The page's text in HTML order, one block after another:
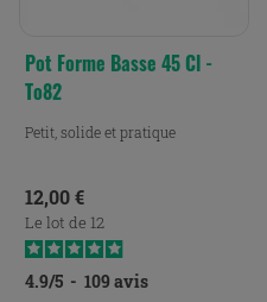
Pot Forme Basse 45 Cl -
To82
Petit, solide et pratique
Prix
12,00 €
Le lot de 12
4.9/5 - 109 avis